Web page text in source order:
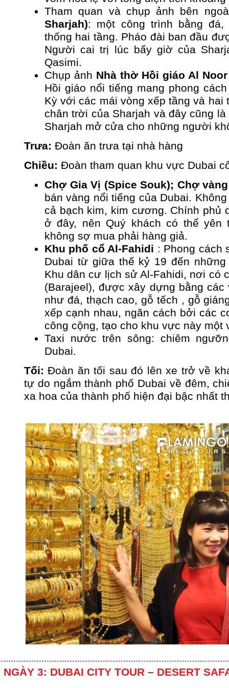
Tham quan và chụp ảnh bên
Sharjah): một công trình bằng
thống hai tầng. Pháo đài ban đầu
Người cai trị lúc bấy giờ của
Qasimi.
Chụp ảnh Nhà thờ Hồi giáo Al
Hồi giáo nổi tiếng mang phong
Kỳ với các mái vòng xếp tầng và
chân trời của Sharjah và đây cũng
Sharjah mở cửa cho những người
Trưa: Đoàn ăn trưa tại nhà hàng
Chiều: Đoàn tham quan khu vực Dubai
Chợ Gia Vị (Spice Souk); Chợ
bán vàng nổi tiếng của Dubai.
cả bạch kim, kim cương. Chính phủ
ở đây, nên Quý khách có thể
không sợ mua phải hàng giả.
Khu phố cổ Al-Fahidi : Phong cách
Dubai từ giữa thế kỷ 19 đến
Khu dân cư lịch sử Al-Fahidi, nơi có
(Barajeel), được xây dựng bằng
như đá, thạch cao, gỗ tếch , gỗ
xếp cạnh nhau, ngăn cách bởi các
công cộng, tạo cho khu vực này một
Taxi nước trên sông: chiêm
Dubai.
Tối:Đoàn ăn tối sau đó lên xe trở về
tự do ngắm thành phố Dubai về đêm,
xa hoa của thành phố hiện đại bậc nhất
NGÀY 3: DUBAI CITY TOUR – DESERT